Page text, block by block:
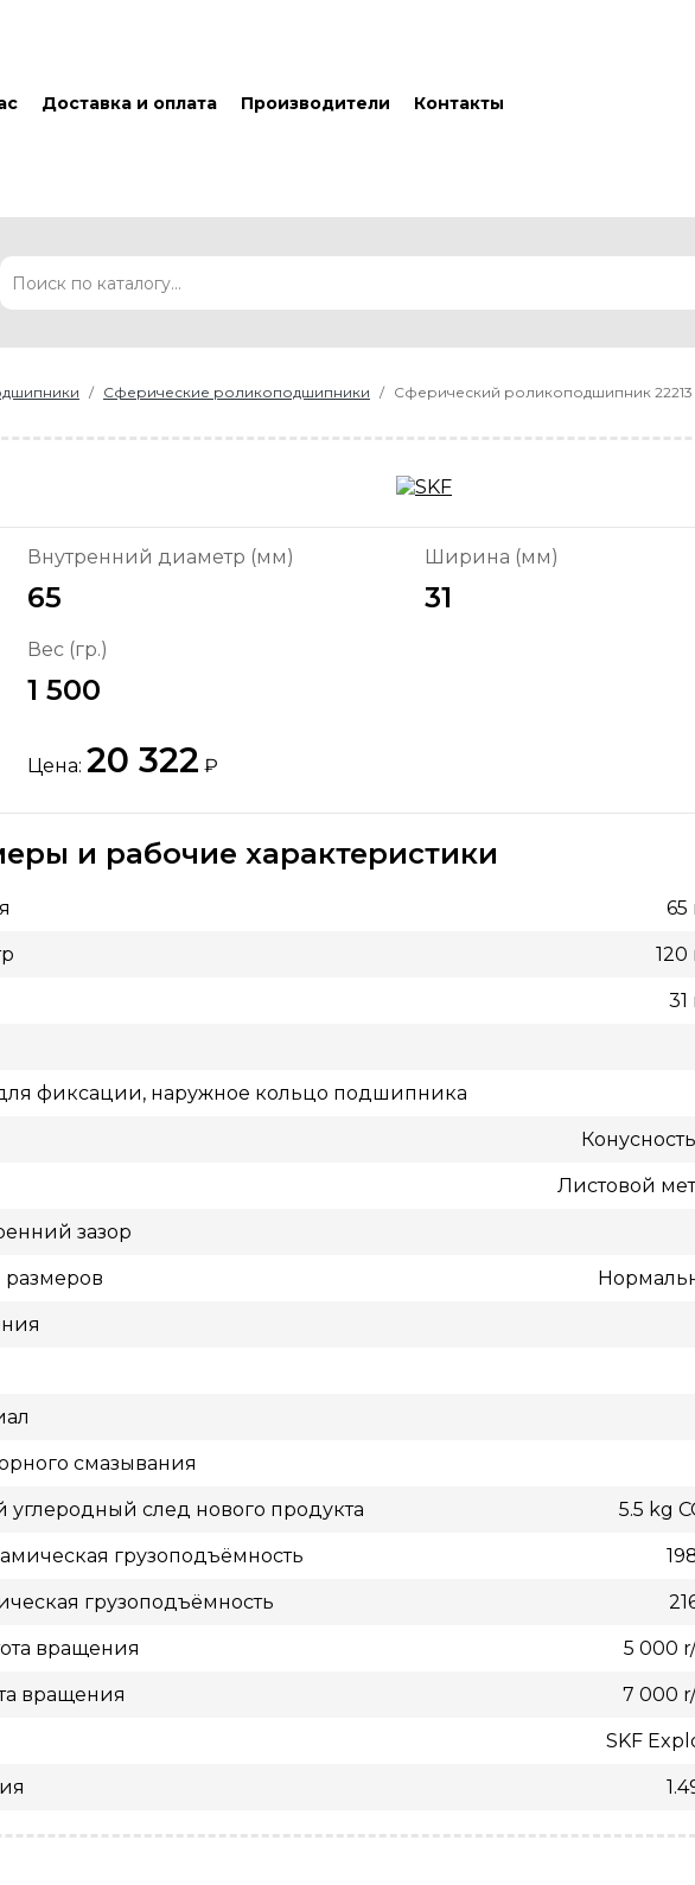
Доставка и оплата Производители Контакты
Сферические роликоподшипники Сферический роликоподшипник 22213
Внутренний диаметр (мм)
65
Ширина (мм)
31
Вес (гр.)
1 500
Цена: 20 322 ₽
и рабочие характеристики
65
120
31
фиксации, наружное кольцо подшипника
Конусность
Листовой
зазор
размеров
смазывания
след нового продукта 5.5 kg
грузоподъёмность
грузоподъёмность
вращения 5 000
вращения 7 000
SKF